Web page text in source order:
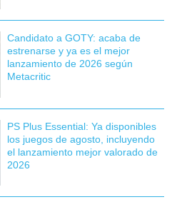
Candidato a GOTY: acaba de
estrenarse y ya es el mejor
lanzamiento de 2026 según
Metacritic
PS Plus Essential: Ya disponibles
los juegos de agosto, incluyendo
el lanzamiento mejor valorado de
2026